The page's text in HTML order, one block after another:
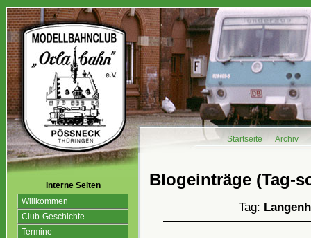
Startseite Archiv
Interne Seiten
Willkommen
Club-Geschichte
Termine
Blogeinträge (Tag-
Tag: